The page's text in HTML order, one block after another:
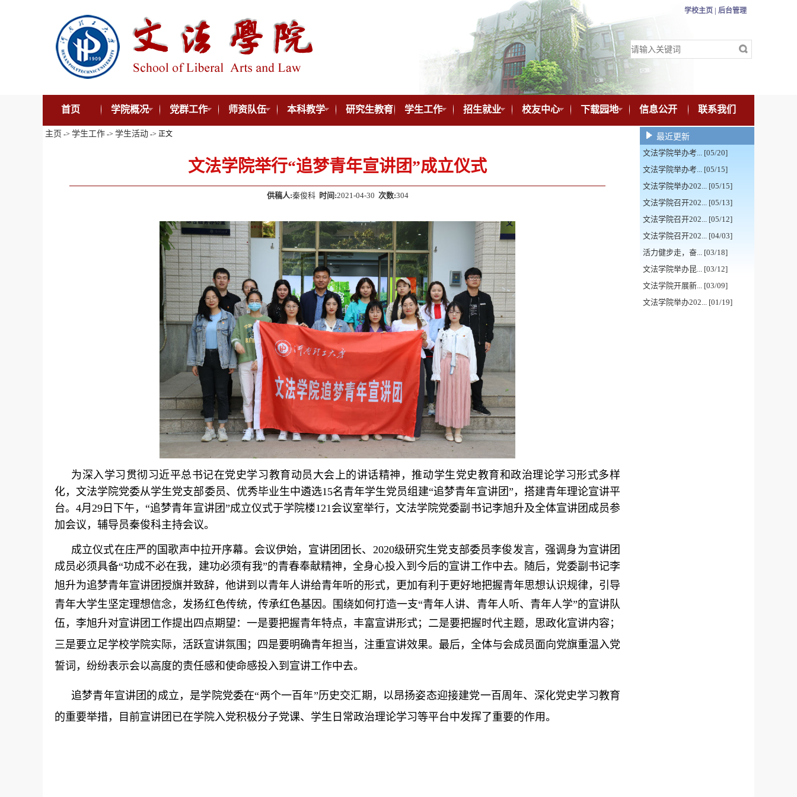
学校主页 | 后台管理
首页 学院概况 党群工作 师资队伍 本科教学 研究生教育 学生工作 招生就业 校友中心 下载园地 信息公开 联系我们
主页 -> 学生工作 -> 学生活动 -> 正文
文法学院举行“追梦青年宣讲团”成立仪式
供稿人:秦俊科 时间:2021-04-30 次数:304
为深入学习贯彻习近平总书记在党史学习教育动员大会上的讲话精神，推动学生党史教育和政治理论学习形式多样
化，文法学院党委从学生党支部委员、优秀毕业生中遴选15名青年学生党员组建“追梦青年宣讲团”，搭建青年理论宣讲平
台。4月29日下午，“追梦青年宣讲团”成立仪式于学院楼121会议室举行，文法学院党委副书记李旭升及全体宣讲团成员参
加会议，辅导员秦俊科主持会议。
成立仪式在庄严的国歌声中拉开序幕。会议伊始，宣讲团团长、 2020级研究生党支部委员李俊发言，强调身为宣讲团
成员必须具备“功成不必在我，建功必须有我”的青春奉献精神，全身心投入到今后的宣讲工作中去。随后，党委副书记李
旭升为追梦青年宣讲团授旗并致辞， 他讲到 以青年人讲给青年听的形式，更加有利于更好地把握青年思想认识规律，引导
青年大学生坚定理想信念，发扬红色传统，传承红色基因。围绕如何打造一支“青年人讲、青年人听、青年人学”的宣讲队
伍， 李旭升对宣讲团工作提出四点期望：一是要把握青年特点，丰富宣讲形式；二是要把握时代主题，思政化宣讲内容；
三是要立足学校学院实际，活跃宣讲氛围；四是要明确青年担当，注重宣讲效果。最后，全体与会成员面向党旗重温入党
誓词，纷纷表示会以高度的责任感和使命感投入到宣讲工作中去。
追梦青年宣讲团的成立，是学院党委在“两个一百年”历史交汇期，以昂扬姿态迎接建党一百周年、深化党史学习教育
的重要举措，
目前宣讲团已在学院入党积极分子党课、 学生日常政治理论学习等平台中发挥了重要的作用。
最近更新
文法学院举办考... [05/20]
文法学院举办考... [05/15]
文法学院举办202... [05/15]
文法学院召开202... [05/13]
文法学院召开202... [05/12]
文法学院召开202... [04/03]
活力健步走，奋... [03/18]
文法学院举办昆... [03/12]
文法学院开展新... [03/09]
文法学院举办202... [01/19]